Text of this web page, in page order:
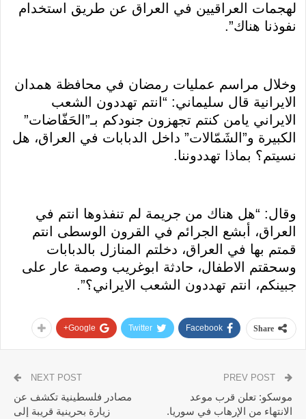
لهجمات العراقيين في العراق عن طريق استخدام
نفوذنا هناك”.
وخلال مراسم عمليات رمضان في محافظة همدان
الايرانية قال سليماني: “انتم تهددون الشعب
الايراني يامن كنتم تجهزون جنودكم بـ”الحَفّاضات”
الكبيرة و”الشَمّالات” داخل الدبابات في العراق، هل
نسيتم؟ بماذا تهددوننا.
وقال: “هل هناك من جريمة لم تنفذوها انتم في
العراق، أبشع الجرائم في القرون الوسطى انتم
قمتم بها في العراق، دخلتم المنازل بالدبابات
وسحقتم الاطفال، حادثة ابوغريب وصمة عار على
جبينكم، انتم تهددون الشعب الايراني؟”.
Share
Facebook
Twitter
Google+
موسكو: تعلن قرب موعد
الانتهاء من الإرهاب في سوريا.
NEXT POST
مصادر فلسطينية تكشف عن
زيارة بحرينية قريبة إلى